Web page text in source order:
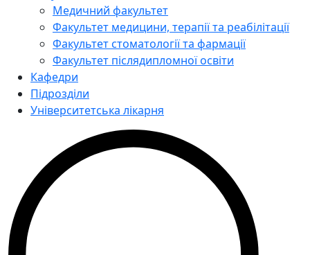
Медичний факультет
Факультет медицини, терапії та реабілітації
Факультет стоматології та фармації
Факультет післядипломної освіти
Кафедри
Підрозділи
Університетська лікарня